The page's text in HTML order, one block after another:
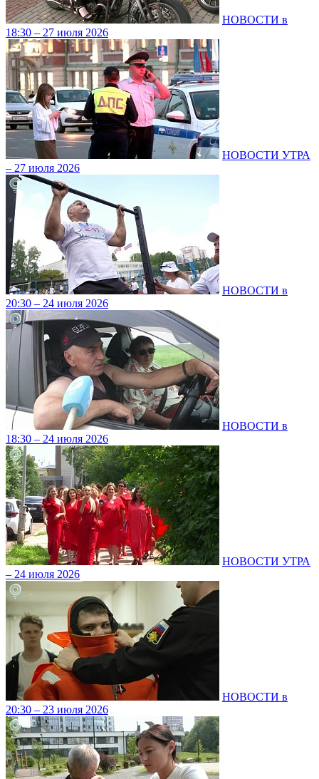
НОВОСТИ в
18:30 – 27 июля 2026
НОВОСТИ УТРА
– 27 июля 2026
НОВОСТИ в
20:30 – 24 июля 2026
НОВОСТИ в
18:30 – 24 июля 2026
НОВОСТИ УТРА
– 24 июля 2026
НОВОСТИ в
20:30 – 23 июля 2026